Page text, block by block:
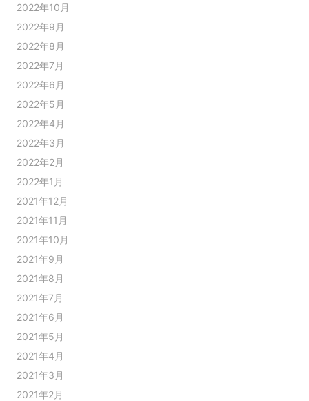
2022年10月
2022年9月
2022年8月
2022年7月
2022年6月
2022年5月
2022年4月
2022年3月
2022年2月
2022年1月
2021年12月
2021年11月
2021年10月
2021年9月
2021年8月
2021年7月
2021年6月
2021年5月
2021年4月
2021年3月
2021年2月